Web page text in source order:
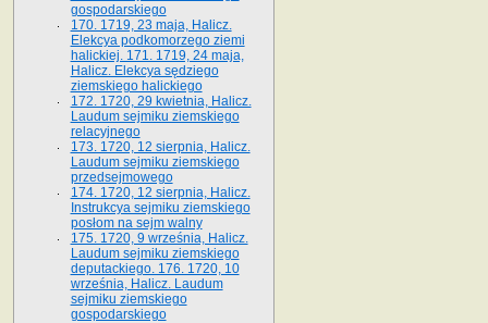
gospodarskiego
170. 1719, 23 maja, Halicz.
Elekcya podkomorzego ziemi
halickiej. 171. 1719, 24 maja,
Halicz. Elekcya sędziego
ziemskiego halickiego
172. 1720, 29 kwietnia, Halicz.
Laudum sejmiku ziemskiego
relacyjnego
173. 1720, 12 sierpnia, Halicz.
Laudum sejmiku ziemskiego
przedsejmowego
174. 1720, 12 sierpnia, Halicz.
Instrukcya sejmiku ziemskiego
posłom na sejm walny
175. 1720, 9 września, Halicz.
Laudum sejmiku ziemskiego
deputackiego. 176. 1720, 10
września, Halicz. Laudum
sejmiku ziemskiego
gospodarskiego